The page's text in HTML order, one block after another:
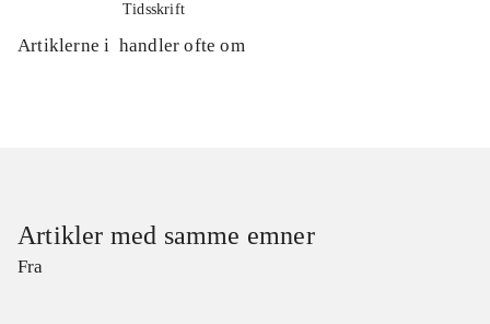
Tidsskrift
Artiklerne i handler ofte om
Artikler med samme emner
Fra